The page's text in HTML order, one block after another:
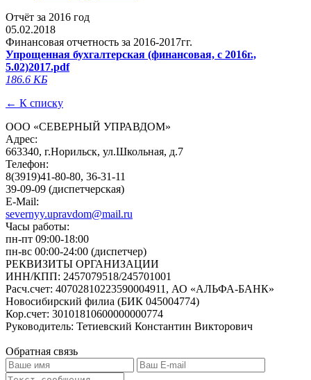
Отчёт за 2016 год
05.02.2018
Финансовая отчетность за 2016-2017гг.
Упрощенная бухгалтерская (финансовая, с 2016г.,
5.02)2017.pdf
186.6 КБ
← К списку
ООО «СЕВЕРНЫЙ УПРАВДОМ»
Адрес:
663340, г.Норильск, ул.Школьная, д.7
Телефон:
8(3919)41-80-80, 36-31-11
39-09-09 (диспетчерская)
E-Mail:
severnyy.upravdom@mail.ru
Часы работы:
пн-пт 09:00-18:00
пн-вс 00:00-24:00 (диспетчер)
РЕКВИЗИТЫ ОРГАНИЗАЦИИ
ИНН/КПП: 2457079518/245701001
Расч.счет: 40702810223590004911, АО «АЛЬФА-БАНК»
Новосибирский филиа (БИК 045004774)
Кор.счет: 30101810600000000774
Руководитель: Тетиевский Константин Викторович
Обратная связь